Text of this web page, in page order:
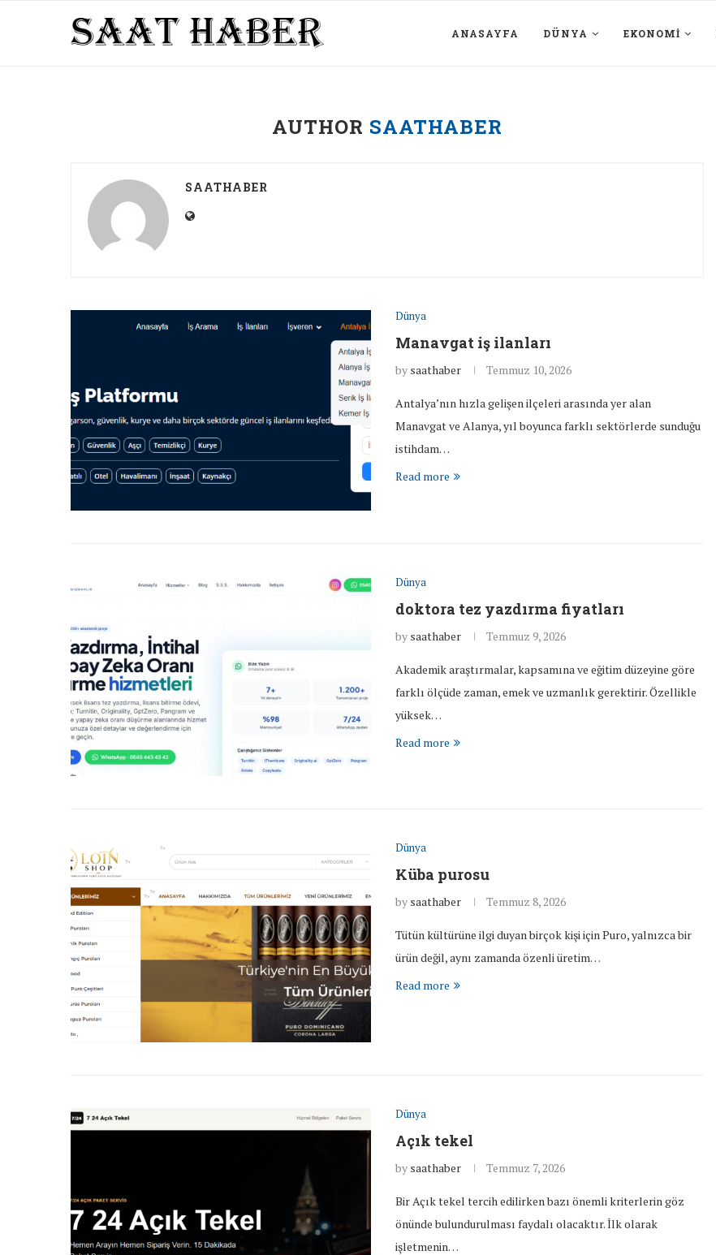
ANASAYFA DÜNYA EKONOMI
AUTHOR SAATHABER
SAATHABER
Dünya
Manavgat iş ilanları
by saathaber Temmuz 10, 2026
Antalya’nın hızla gelişen ilçeleri arasında yer alan
Manavgat ve Alanya, yıl boyunca farklı sektörlerde sunduğu
istihdam…
Read more
Dünya
doktora tez yazdırma fiyatları
by saathaber Temmuz 9, 2026
Akademik araştırmalar, kapsamına ve eğitim düzeyine göre
farklı ölçüde zaman, emek ve uzmanlık gerektirir. Özellikle
yüksek…
Read more
Dünya
Küba purosu
by saathaber Temmuz 8, 2026
Tütün kültürüne ilgi duyan birçok kişi için Puro, yalnızca bir
ürün değil, aynı zamanda özenli üretim…
Read more
Dünya
Açık tekel
by saathaber Temmuz 7, 2026
Bir Açık tekel tercih edilirken bazı önemli kriterlerin göz
önünde bulundurulması faydalı olacaktır. İlk olarak
işletmenin…